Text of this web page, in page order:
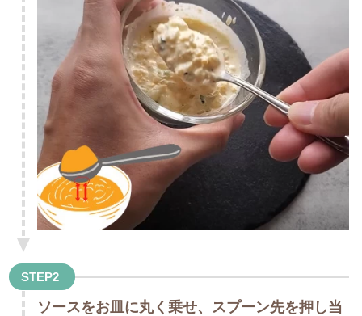
STEP2
ソースをお皿に丸く乗せ、スプーン先を押し当